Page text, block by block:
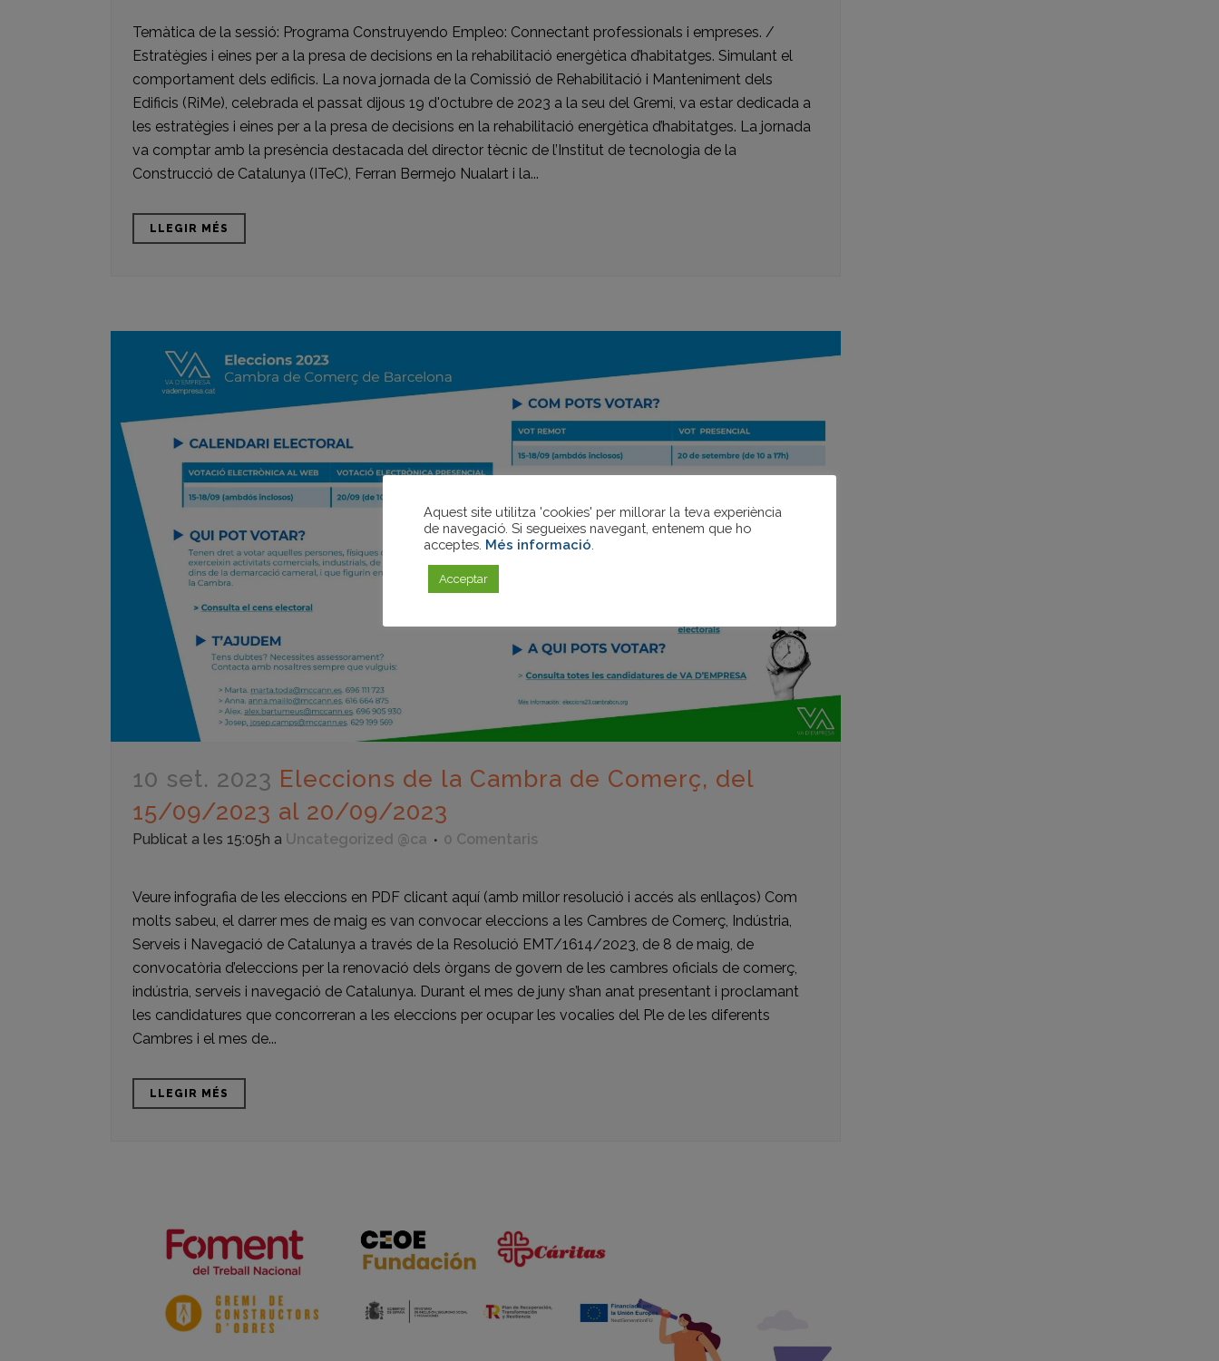
Temàtica de la sessió: Programa Construyendo Empleo: Connectant professionals i empreses. /
Estratègies i eines per a la presa de decisions en la rehabilitació energètica d’habitatges. Simulant el
comportament dels edificis. La nova jornada de la Comissió de Rehabilitació i Manteniment dels
Edificis (RiMe), celebrada el passat dijous 19 d'0ctubre de 2023 a la seu del Gremi, va estar dedicada a
les estratègies i eines per a la presa de decisions en la rehabilitació energètica d’habitatges. La jornada
va comptar amb la presència destacada del director tècnic de l’Institut de tecnologia de la
Construcció de Catalunya (ITeC), Ferran Bermejo Nualart i la...
LLEGIR MÉS
10 set. 2023 Eleccions de la Cambra de Comerç, del
15/09/2023 al 20/09/2023
Publicat a les 15:05h a Uncategorized @ca 0 Comentaris
Veure infografia de les eleccions en PDF clicant aquí (amb millor resolució i accés als enllaços) Com
molts sabeu, el darrer mes de maig es van convocar eleccions a les Cambres de Comerç, Indústria,
Serveis i Navegació de Catalunya a través de la Resolució EMT/1614/2023, de 8 de maig, de
convocatòria d’eleccions per la renovació dels òrgans de govern de les cambres oficials de comerç,
indústria, serveis i navegació de Catalunya. Durant el mes de juny s’han anat presentant i proclamant
les candidatures que concorreran a les eleccions per ocupar les vocalies del Ple de les diferents
Cambres i el mes de...
LLEGIR MÉS
Aquest site utilitza 'cookies' per millorar la teva experiència
de navegació. Si segueixes navegant, entenem que ho
acceptes. Més informació
Acceptar